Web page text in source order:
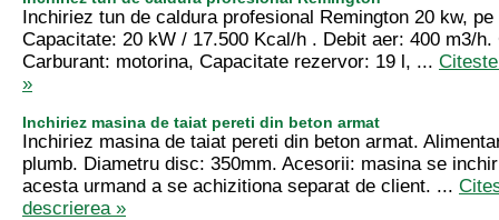
Inchiriez tun de caldura profesional Remington 20 kw,
Capacitate: 20 kW / 17.500 Kcal/h . Debit aer: 400 m3/
Carburant: motorina, Capacitate rezervor: 19 l, ...
»
Inchiriez masina de taiat pereti din beton armat
Inchiriez masina de taiat pereti din beton armat.
plumb. Diametru disc: 350mm. Acesorii: masina se
acesta urmand a se achizitiona separat de client. ...
descrierea »